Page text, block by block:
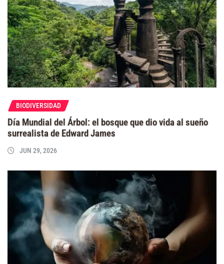
BIODIVERSIDAD
Día Mundial del Árbol: el bosque que dio vida al sueño
surrealista de Edward James
JUN 29, 2026